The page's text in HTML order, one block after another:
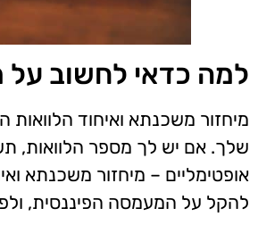
למה כדאי לחשוב על
מיחזור משכנתא ואיחוד הלוואות
שלך. אם יש לך מספר הלוואות,
אופטימליים – מיחזור משכנתא
להקל על המעמסה הפיננסית,